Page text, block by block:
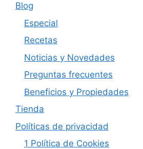
Blog
Especial
Recetas
Noticias y Novedades
Preguntas frecuentes
Beneficios y Propiedades
Tienda
Políticas de privacidad
1 Política de Cookies